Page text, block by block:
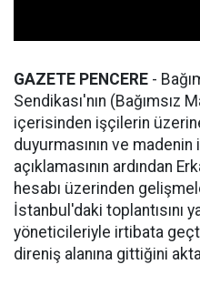
GAZETE PENCERE -
Sendikası'nın (Bağımsız
içerisinden işçilerin üzerine
duyurmasının ve
açıklamasının ardından
hesabı üzerinden
İstanbul'daki toplantısını
yöneticileriyle irtibata
direniş alanına gittiğini